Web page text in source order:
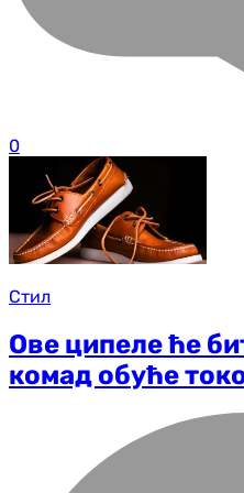
0
Стил
Ове ципеле ће
комад обуће